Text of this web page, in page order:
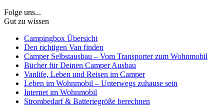
Folge uns...
Gut zu wissen
Campingbox Übersicht
Den richtigen Van finden
Camper Selbstausbau – Vom Transporter zum Wohnmobil
Bücher für Deinen Camper Ausbau
Vanlife, Leben und Reisen im Camper
Leben im Wohnmobil – Unterwegs zuhause sein
Internet im Wohnmobil
Strombedarf & Batteriegröße berechnen